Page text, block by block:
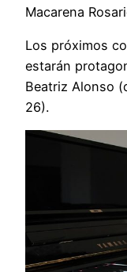
Macarena
Los próximos
estarán
Beatriz Alonso
26).